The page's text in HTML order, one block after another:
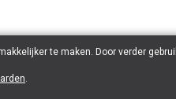
te maken. Door verder
.